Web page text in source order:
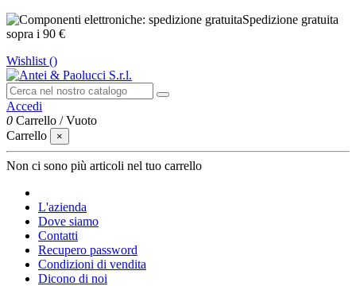
Spedizione gratuita
sopra i 90 €
Wishlist ()
Accedi
0 Carrello /Vuoto
Carrello
×
Non ci sono più articoli nel tuo carrello
L'azienda
Dove siamo
Contatti
Recupero password
Condizioni di vendita
Dicono di noi